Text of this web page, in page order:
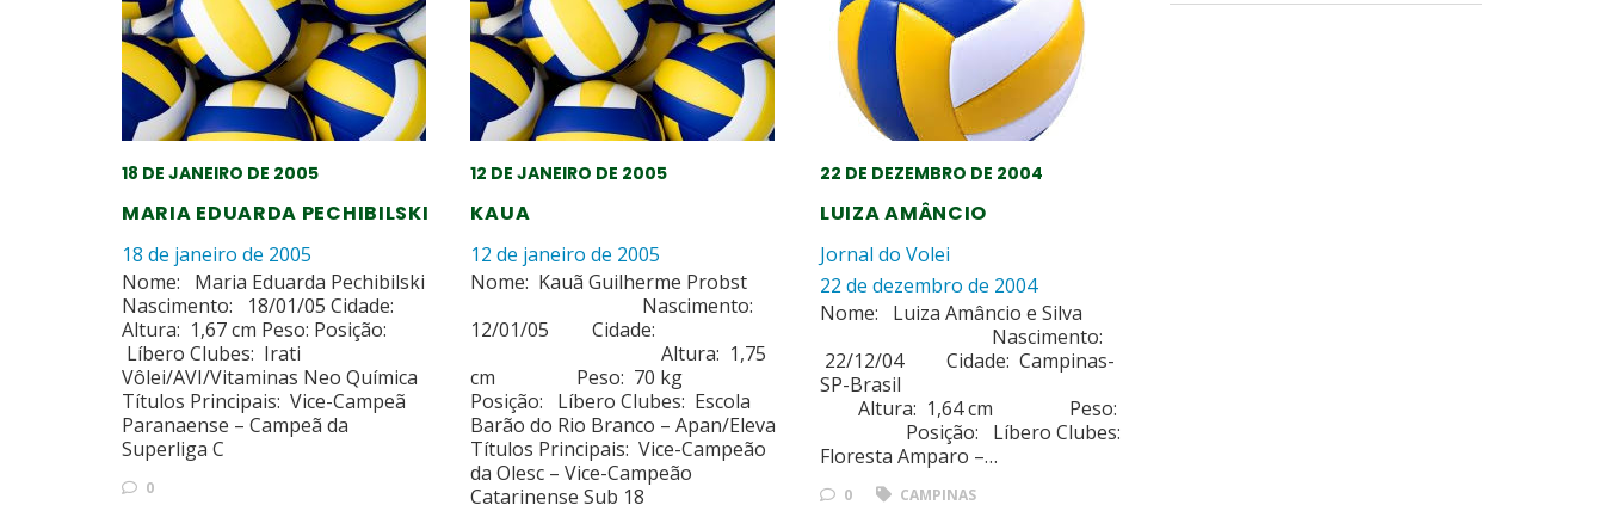
18 DE JANEIRO DE 2005
MARIA EDUARDA PECHIBILSKI
18 de janeiro de 2005
Nome: Maria Eduarda Pechibilski
Nascimento: 18/01/05 Cidade:
Altura: 1,67 cm Peso: Posição:
Líbero Clubes: Irati
Vôlei/AVI/Vitaminas Neo Química
Títulos Principais: Vice-Campeã
Paranaense – Campeã da
Superliga C
0
12 DE JANEIRO DE 2005
KAUA
12 de janeiro de 2005
Nome: Kauã Guilherme Probst
Nascimento:
12/01/05 Cidade:
Altura: 1,75
cm Peso: 70 kg
Posição: Líbero Clubes: Escola
Barão do Rio Branco – Apan/Eleva
Títulos Principais: Vice-Campeão
da Olesc – Vice-Campeão
Catarinense Sub 18
22 DE DEZEMBRO DE 2004
LUIZA AMÂNCIO
Jornal do Volei
22 de dezembro de 2004
Nome: Luiza Amâncio e Silva
Nascimento:
22/12/04 Cidade: Campinas-
SP-Brasil
Altura: 1,64 cm Peso:
Posição: Líbero Clubes:
Floresta Amparo –…
0 CAMPINAS